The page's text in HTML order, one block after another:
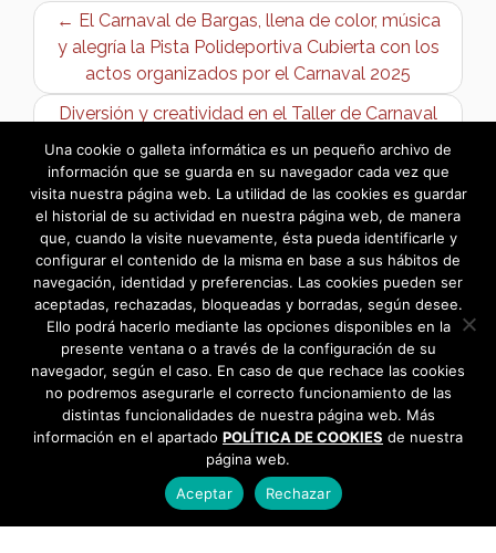
← El Carnaval de Bargas, llena de color, música
y alegría la Pista Polideportiva Cubierta con los
actos organizados por el Carnaval 2025
Diversión y creatividad en el Taller de Carnaval
del Centro Joven de Bargas →
Una cookie o galleta informática es un pequeño archivo de
información que se guarda en su navegador cada vez que
visita nuestra página web. La utilidad de las cookies es guardar
el historial de su actividad en nuestra página web, de manera
que, cuando la visite nuevamente, ésta pueda identificarle y
configurar el contenido de la misma en base a sus hábitos de
navegación, identidad y preferencias. Las cookies pueden ser
aceptadas, rechazadas, bloqueadas y borradas, según desee.
Ello podrá hacerlo mediante las opciones disponibles en la
presente ventana o a través de la configuración de su
navegador, según el caso. En caso de que rechace las cookies
no podremos asegurarle el correcto funcionamiento de las
distintas funcionalidades de nuestra página web. Más
información en el apartado POLÍTICA DE COOKIES de nuestra
página web.
Aceptar
Rechazar